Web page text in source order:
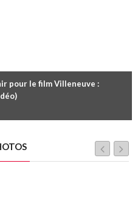
pour le film Villeneuve :